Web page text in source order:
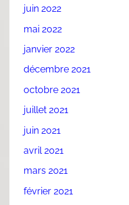
juin 2022
mai 2022
janvier 2022
décembre 2021
octobre 2021
juillet 2021
juin 2021
avril 2021
mars 2021
février 2021